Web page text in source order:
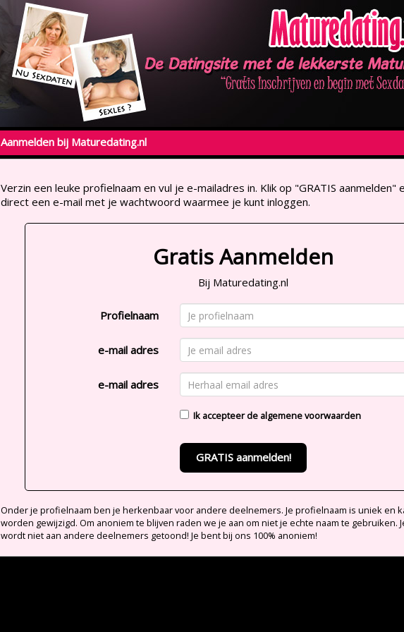
Aanmelden bij Maturedating.nl
Verzin een leuke profielnaam en vul je e-mailadres in. Klik op "GRATIS aanmelden"
direct een e-mail met je wachtwoord waarmee je kunt inloggen.
Gratis Aanmelden
Bij Maturedating.nl
Profielnaam
e-mail adres
e-mail adres
Ik accepteer de algemene voorwaarden
GRATIS aanmelden!
Onder je profielnaam ben je herkenbaar voor andere deelnemers. Je profielnaam is uniek en
worden gewijzigd. Om anoniem te blijven raden we je aan om niet je echte naam te gebruiken.
wordt niet aan andere deelnemers getoond! Je bent bij ons 100% anoniem!